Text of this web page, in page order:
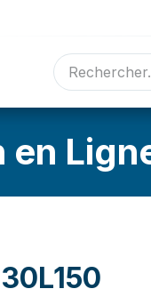
en ligne Contact
en